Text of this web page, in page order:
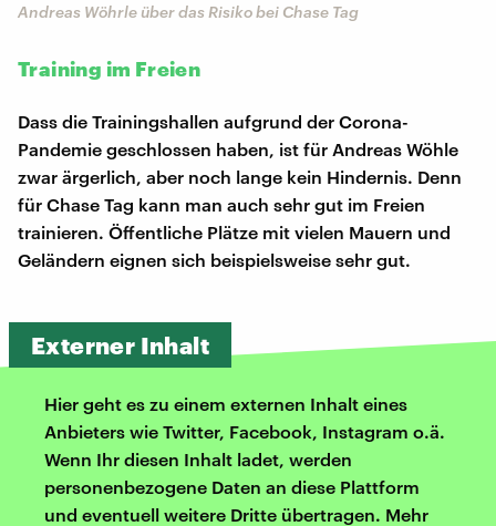
Andreas Wöhrle über das Risiko bei Chase Tag
Training im Freien
Dass die Trainingshallen aufgrund der Corona-
Pandemie geschlossen haben, ist für Andreas Wöhle
zwar ärgerlich, aber noch lange kein Hindernis. Denn
für Chase Tag kann man auch sehr gut im Freien
trainieren. Öffentliche Plätze mit vielen Mauern und
Geländern eignen sich beispielsweise sehr gut.
Externer Inhalt
Hier geht es zu einem externen Inhalt eines
Anbieters wie Twitter, Facebook, Instagram o.ä.
Wenn Ihr diesen Inhalt ladet, werden
personenbezogene Daten an diese Plattform
und eventuell weitere Dritte übertragen. Mehr